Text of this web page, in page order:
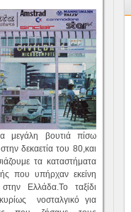
μεγάλη βουτιά πίσω
δεκαετία του 80,και
τα καταστήματα
που υπήρχαν εκείνη
Ελλάδα.Το ταξίδι
νοσταλγικό για